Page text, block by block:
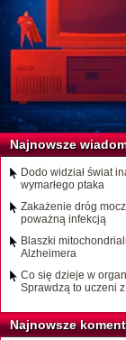
Najnowsze
Dodo widział świat
wymarłego ptaka
Zakażenie dróg
poważną infekcją
Blaszki
Alzheimera
Co się dzieje w
Sprawdzą to uczeni
Najnowsze